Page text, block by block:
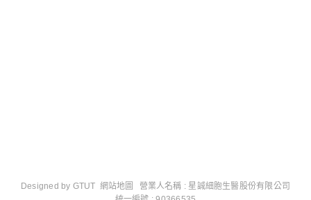
Designed by GTUT 網站地圖
營業人名稱 : 星誠細胞生醫股份有限公司